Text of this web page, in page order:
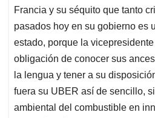
Francia y su séquito que tanto
pasados hoy en su gobierno es
estado, porque la
obligación de conocer sus
la lengua y tener a su
fuera su UBER así de sencillo,
ambiental del combustible en